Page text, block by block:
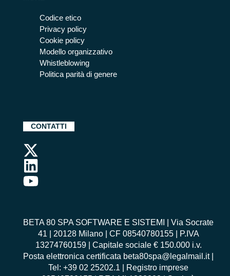
Codice etico
Privacy policy
Cookie policy
Modello organizzativo
Whistleblowing
Politica parità di genere
CONTATTI
BETA 80 SPA SOFTWARE E SISTEMI | Via Socrate
41 | 20128 Milano | CF 08540780155 | P.IVA
13274760159 | Capitale sociale € 150.000 i.v.
Posta elettronica certificata beta80spa@legalmail.it |
Tel: +39 02 25202.1 | Registro imprese